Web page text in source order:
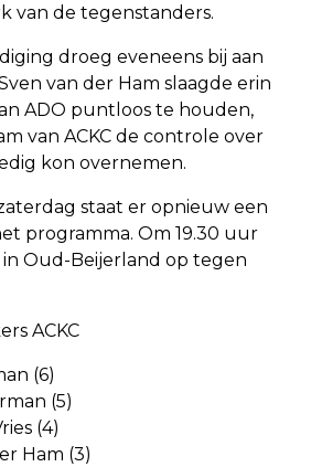
van de tegenstanders.
droeg eveneens bij aan
van der Ham slaagde erin
ADO puntloos te houden,
van ACKC de controle over
kon overnemen.
staat er opnieuw een
programma. Om 19.30 uur
in Oud-Beijerland op tegen
ACKC
(6)
(5)
(4)
Ham (3)